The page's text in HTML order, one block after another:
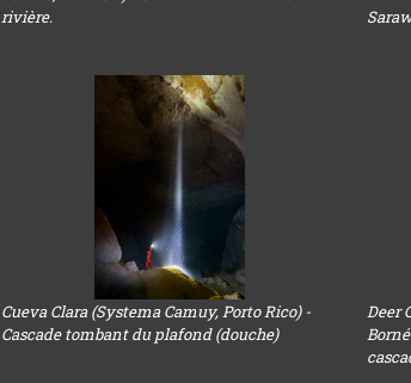
rivière.
Cueva Clara (Systema Camuy, Porto Rico) -
Cascade tombant du plafond (douche)
Deer